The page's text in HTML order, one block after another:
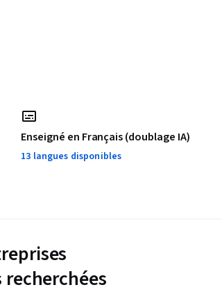
Enseigné en Français (doublage IA)
13 langues disponibles